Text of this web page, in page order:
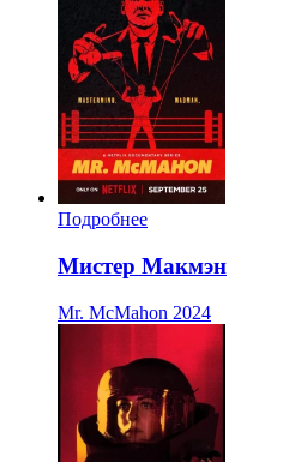
Подробнее
Мистер Макмэн
Mr. McMahon 2024